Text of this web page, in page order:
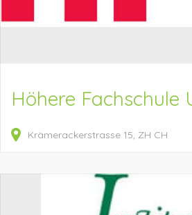
Höhere Fachschule
Krämerackerstrasse 15 ZH CH